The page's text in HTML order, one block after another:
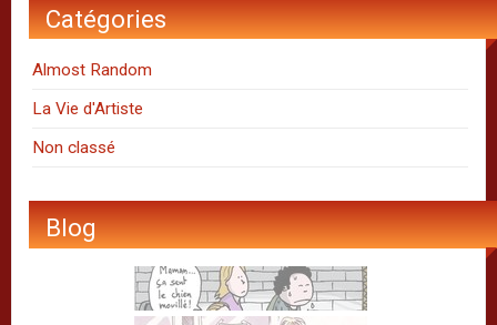
Catégories
Almost Random
La Vie d'Artiste
Non classé
Blog